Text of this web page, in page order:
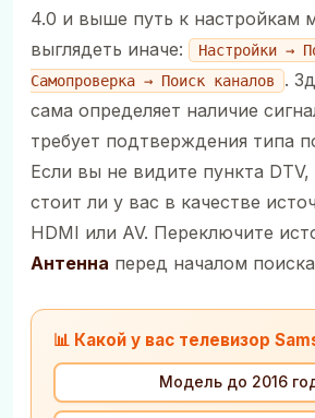
4.0 и выше путь к настройкам
выглядеть иначе:
Настройки →
Самопроверка → Поиск каналов
.
сама определяет наличие
требует подтверждения типа
Если вы не видите пункта
стоит ли у вас в качестве
HDMI или AV. Переключите
Антенна перед началом
📊 Какой у вас телевизор
Модель до 2016